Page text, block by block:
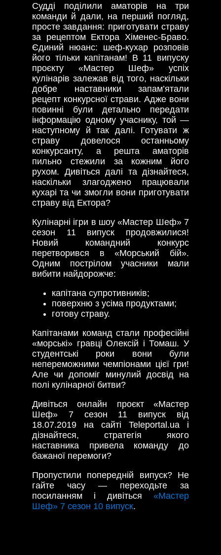
Судді поділили аматорів на три
команди й дали, на перший погляд,
просте завдання: приготувати страву
за рецептом Ектора Хіменес-Браво.
Єдиний нюанс: шеф-кухар розповів
його тільки капітанам! В 11 випуску
проєкту «Мастер Шеф» успіх
кулінарів залежав від того, наскільки
добре наставники запам’ятали
рецепт конкурсної страви. Адже вони
повинні були детально передати
інформацію одному учаснику, той —
наступному й так далі. Готувати ж
страву довелося останньому
конкурсанту, а решта аматорів
пильно стежили за кожним його
рухом. Дивіться далі та дізнайтеся,
наскільки злагоджено працювали
кухарі та чи змогли вони приготувати
страву від Ектора?
Кулінарні ігри в шоу «Мастер Шеф» 7
сезон 11 випуск продовжилися!
Новий командний конкурс
перетворився в «Морський бій».
Одним пострілом учасники мали
вибити найдорожче:
капітана супротивників;
поверхню з усіма продуктами;
готову страву.
Капітанами команд стали професійні
«морські» гравці Олексій і Томаш. У
студентські роки вони були
непереможними чемпіонами цієї гри!
Але чи допоміг минулий досвід на
полі кулінарної битви?
Дивіться онлайн проєкт «Мастер
Шеф» 7 сезон 11 випуск від
18.07.2019 на сайті Teleportal.ua і
дізнайтеся, стратегія якого
наставника привела команду до
бажаної перемоги?
Пропустили попередній випуск? Не
гайте часу — переходьте за
посиланням і дивіться «Мастер
Шеф» 7 сезон 10 випуск.